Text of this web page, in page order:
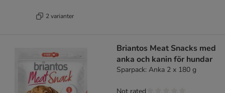
2 varianter
Briantos Meat Snacks med
anka och kanin för hundar
Sparpack: Anka 2 x 180 g